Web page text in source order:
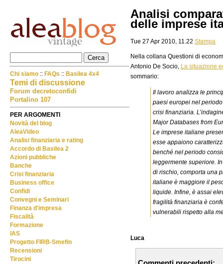
Analisi
delle imprese
Tue 27 Apr 2010, 11.22 Stampa
Nella collana Questioni di
Antonio De Socio, La situazione
sommario:
Il lavoro analizza le
paesi europei nel
crisi finanziaria.
Major Databases from
Le imprese italiane
esse appaiono
benché nel periodo
leggermente superiore.
di rischio, comporta una
italiane è maggiore il
liquide. Infine, è assai
fragilità finanziaria è
vulnerabili rispetto alla
Luca
Chi siamo :: FAQs :: Basilea 4x4
Temi di discussione
Forum decretoconfidi
Portalino 107
PER ARGOMENTI
Novità del blog
AleaVideo
Analisi finanziaria e rating
Accordo di Basilea 2
Azioni pubbliche
Banche
Crisi finanziaria
Business office
Confidi
Convegni e Seminari
Finanza d'impresa
Fiscalità
Formazione
IAS
Progetto FIRB-Smefin
Recensioni
Tirocini